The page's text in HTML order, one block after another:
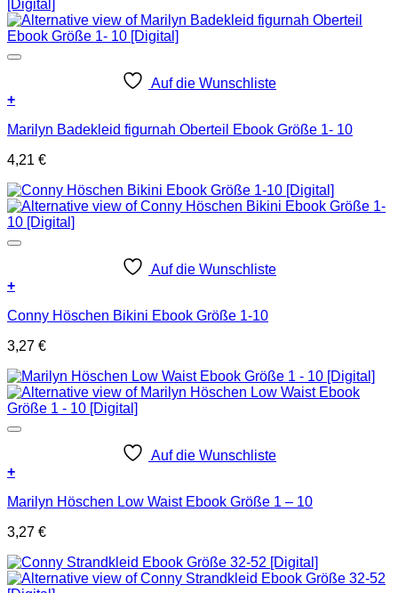
Auf die Wunschliste
+
Marilyn Badekleid figurnah Oberteil Ebook Größe 1- 10
4,21 €
Auf die Wunschliste
+
Conny Höschen Bikini Ebook Größe 1-10
3,27 €
Auf die Wunschliste
+
Marilyn Höschen Low Waist Ebook Größe 1 – 10
3,27 €